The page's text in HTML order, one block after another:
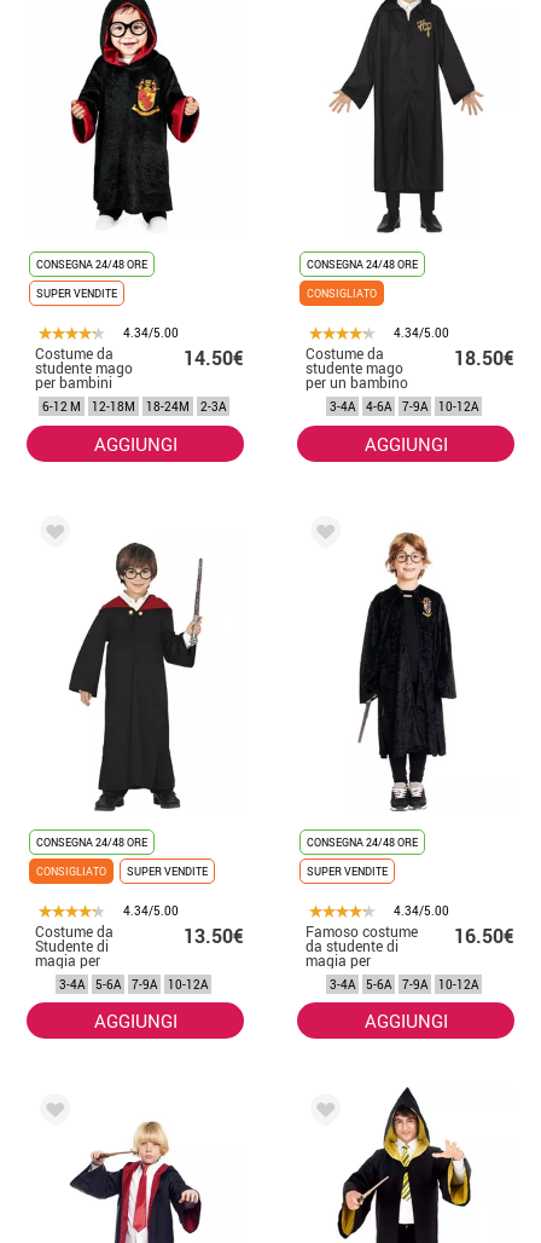
CONSEGNA 24/48 ORE
SUPER VENDITE
4.34/5.00
Costume da
studente mago
per bambini
14.50€
6-12 M 12-18M 18-24M 2-3A
AGGIUNGI
CONSEGNA 24/48 ORE
CONSIGLIATO
4.34/5.00
Costume da
studente mago
per un bambino
18.50€
3-4A 4-6A 7-9A 10-12A
AGGIUNGI
CONSEGNA 24/48 ORE
CONSIGLIATO
SUPER VENDITE
4.34/5.00
Costume da
Studente di
magia per
bambini
13.50€
3-4A 5-6A 7-9A 10-12A
AGGIUNGI
CONSEGNA 24/48 ORE
SUPER VENDITE
4.34/5.00
Famoso costume
da studente di
magia per
ragazzi
16.50€
3-4A 5-6A 7-9A 10-12A
AGGIUNGI